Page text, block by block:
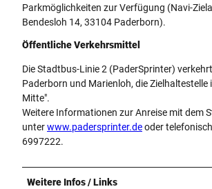
Parkmöglichkeiten zur Verfügung (Navi-
Bendesloh 14, 33104 Paderborn).
Öffentliche Verkehrsmittel
Die Stadtbus-Linie 2 (PaderSprinter)
Paderborn und Marienloh, die Zielhaltestelle
Mitte".
Weitere Informationen zur Anreise mit dem
unterwww.padersprinter.deoder
6997222.
Weitere Infos / Links